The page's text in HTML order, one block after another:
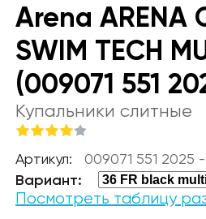
Arena ARENA
SWIM TECH
(009071 551
Купальники слитные
Артикул: 009071 551 2025
Вариант:
Посмотреть таблицу